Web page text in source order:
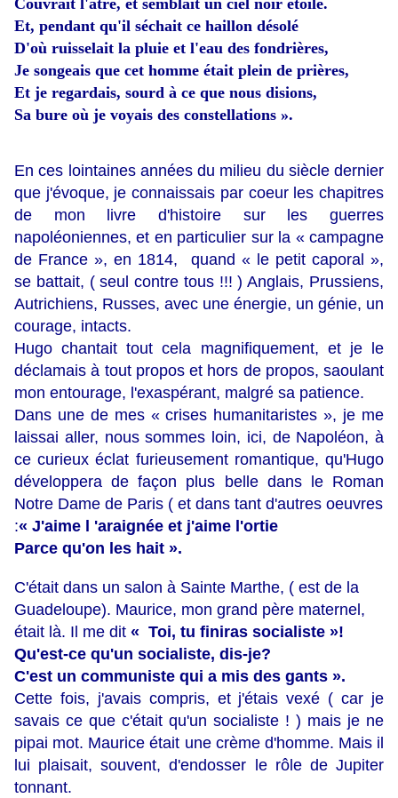
Et, pendant qu'il séchait ce haillon désolé
D'où ruisselait la pluie et l'eau des fondrières,
Je songeais que cet homme était plein de prières,
Et je regardais, sourd à ce que nous disions,
Sa bure où je voyais des constellations ».
En ces lointaines années du milieu du siècle dernier
que j'évoque, je connaissais par coeur les chapitres
de mon livre d'histoire sur les guerres
napoléoniennes, et en particulier sur la « campagne
de France », en 1814, quand « le petit caporal »,
se battait, ( seul contre tous !!! ) Anglais, Prussiens,
Autrichiens, Russes, avec une énergie, un génie, un
courage, intacts.
Hugo chantait tout cela magnifiquement, et je le
déclamais à tout propos et hors de propos, saoulant
mon entourage, l'exaspérant, malgré sa patience.
Dans une de mes « crises humanitaristes », je me
laissai aller, nous sommes loin, ici, de Napoléon, à
ce curieux éclat furieusement romantique, qu'Hugo
développera de façon plus belle dans le Roman
Notre Dame de Paris ( et dans tant d'autres oeuvres
:« J'aime l 'araignée et j'aime l'ortie
Parce qu'on les hait ».
C'était dans un salon à Sainte Marthe, ( est de la
Guadeloupe). Maurice, mon grand père maternel,
était là. Il me dit « Toi, tu finiras socialiste »!
Qu'est-ce qu'un socialiste, dis-je?
C'est un communiste qui a mis des gants ».
Cette fois, j'avais compris, et j'étais vexé ( car je
savais ce que c'était qu'un socialiste ! ) mais je ne
pipai mot. Maurice était une crème d'homme. Mais il
lui plaisait, souvent, d'endosser le rôle de Jupiter
tonnant.